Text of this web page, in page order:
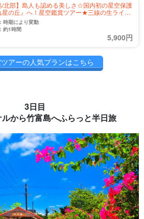
/北部】島人も認める美しさ☆国内初の星空保護
星の丘』へ！星空鑑賞ツアー★三線の生ライブ
）
時期により変動
約1時間
5,900円
アーの人気プランはこちら
3日目
から竹富島へふらっと半日旅